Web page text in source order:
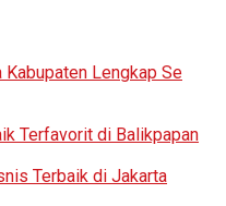
Lengkap Se
Terfavorit di Balikpapan
Terbaik di Jakarta